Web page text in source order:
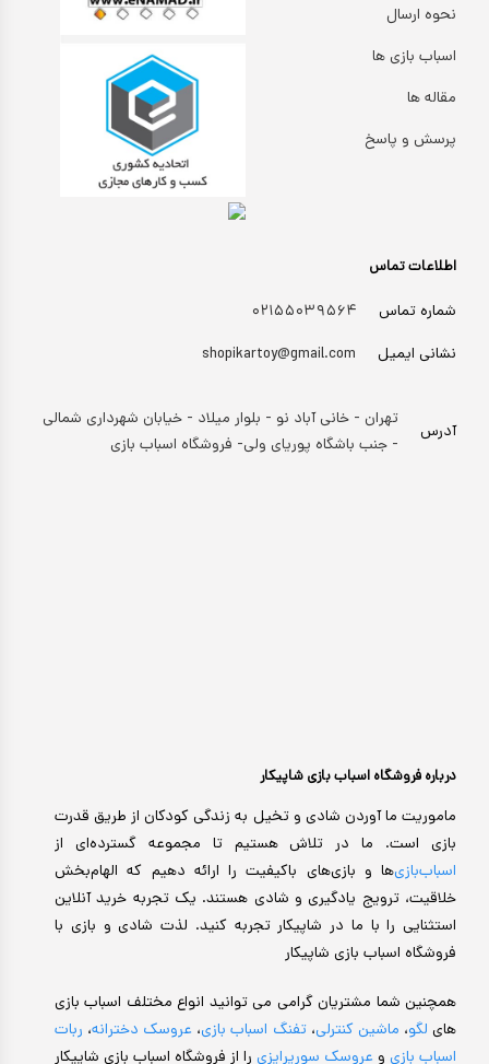
درباره فروشگاه اسباب بازی شاپیکار
ماموریت ما آوردن شادی و تخیل به زندگی کودکان از طریق قدرت
بازی است. ما در تلاش هستیم تا مجموعه گسترده‌ای از
اسباب‌بازی‌ها و بازی‌های باکیفیت را ارائه دهیم که الهام‌بخش
خلاقیت، ترویج یادگیری و شادی هستند. یک تجربه خرید آنلاین
استثنایی را با ما در شاپیکار تجربه کنید. لذت شادی و بازی با
فروشگاه اسباب بازی شاپیکار
همچنین شما مشتریان گرامی می توانید انواع مختلف اسباب بازی
های لگو، ماشین کنترلی،تفنگ اسباب بازی، عروسک دخترانه، ربات
اسباب بازی و عروسک سورپرایزی را از فروشگاه اسباب بازی شاپیکار
اطلاعات تماس
شماره تماس
۰۲۱۵۵۰۳۹۵۶۴
نشانی ایمیل
shopikartoy@gmail.com
آدرس
تهران - خانی آباد نو - بلوار میلاد - خیابان شهرداری شمالی
- جنب باشگاه پوریای ولی- فروشگاه اسباب بازی
نحوه ارسال
اسباب بازی ها
مقاله ها
پرسش و پاسخ